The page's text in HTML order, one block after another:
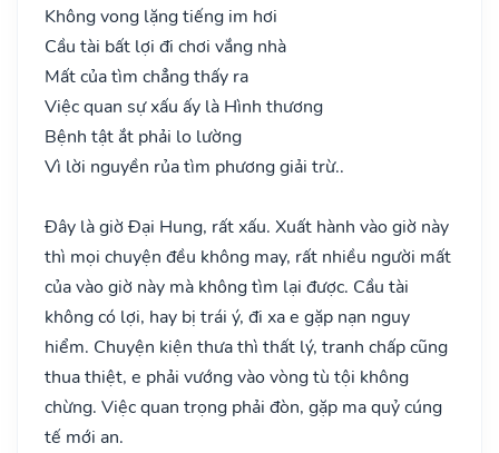
Không vong lặng tiếng im hơi
Cầu tài bất lợi đi chơi vắng nhà
Mất của tìm chẳng thấy ra
Việc quan sự xấu ấy là Hình thương
Bệnh tật ắt phải lo lường
Vì lời nguyền rủa tìm phương giải trừ..
Đây là giờ Đại Hung, rất xấu. Xuất hành vào giờ này
thì mọi chuyện đều không may, rất nhiều người mất
của vào giờ này mà không tìm lại được. Cầu tài
không có lợi, hay bị trái ý, đi xa e gặp nạn nguy
hiểm. Chuyện kiện thưa thì thất lý, tranh chấp cũng
thua thiệt, e phải vướng vào vòng tù tội không
chừng. Việc quan trọng phải đòn, gặp ma quỷ cúng
tế mới an.